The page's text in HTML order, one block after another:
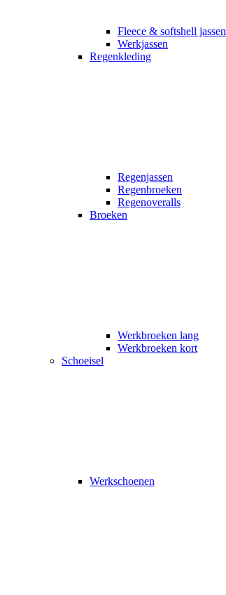
Fleece & softshell jassen
Werkjassen
Regenkleding
Regenjassen
Regenbroeken
Regenoveralls
Broeken
Werkbroeken lang
Werkbroeken kort
Schoeisel
Werkschoenen